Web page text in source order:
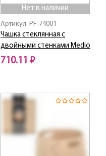
Нет в наличии
Артикул: PF-74001
Чашка стеклянная с
двойными стенками Medio
710.11 ₽